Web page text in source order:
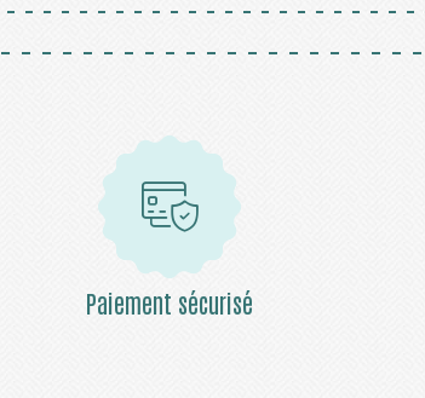
Paiement sécurisé